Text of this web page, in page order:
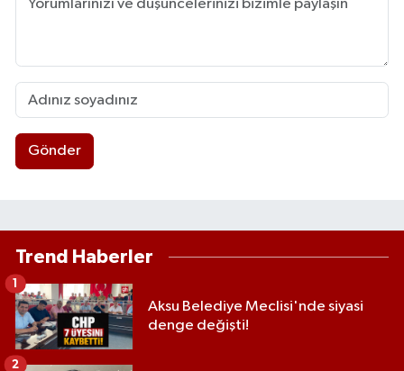
Gönder
Trend Haberler
Aksu Belediye Meclisi'nde siyasi
denge değişti!
1
2